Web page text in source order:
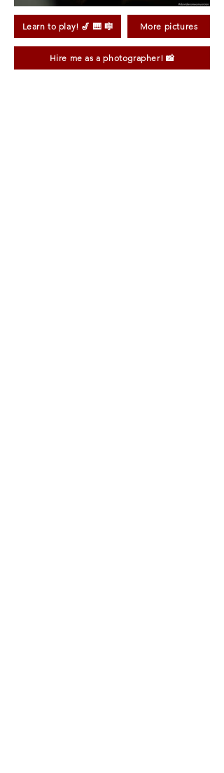
Learn to play! 🎷 🎹 🎼 More pictures
Hire me as a photographer! 📸